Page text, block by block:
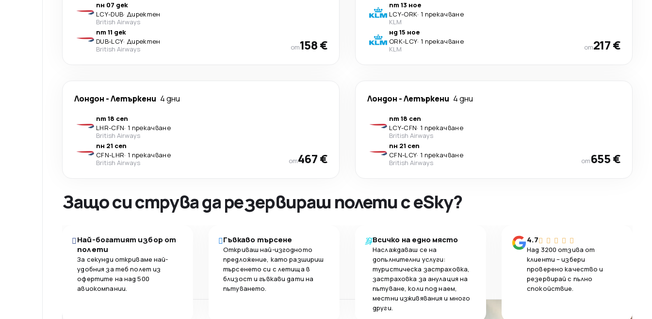
пн 07 дек
LCY-DUB· Директен
British Airways
пт 11 дек
DUB-LCY· Директен
British Airways
от158 €
пт 13 ное
LCY-ORK· 1 прекачване
KLM
нд 15 ное
ORK-LCY· 1 прекачване
KLM
от217 €
Лондон -Летъркени 4 дни
пт 18 сеп
LHR-CFN· 1 прекачване
British Airways
пн 21 сеп
CFN-LHR· 1 прекачване
British Airways
от467 €
Лондон -Летъркени 4 дни
пт 18 сеп
LCY-CFN· 1 прекачване
British Airways
пн 21 сеп
CFN-LCY· 1 прекачване
British Airways
от655 €
Защо си струва да резервираш полети с eSky?
Най-богатият избор от
полети
За секунди откриваме най-
удобния за теб полет из
офертите на над 500
авиокомпании.
Гъвкаво търсене
Откриваш най-изгодното
предложение, като разшириш
търсенето си с летища в
близост и гъвкави дати на
пътуването.
Всичко на едно място
Наслаждаваш се на
допълнителни услуги:
туристическа застраховка,
застраховка за анулация на
пътуване, коли под наем,
местни изживявания и много
други.
4.7
Над 3200 отзива от
клиенти – избери
проверено качество и
резервирай с пълно
спокойствие.